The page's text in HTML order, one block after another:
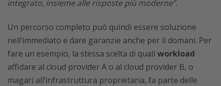
integrato, insieme alle risposte più moderne”.
Un percorso completo può quindi essere soluzione
nell’immediato e dare garanzie anche per il domani. Per
fare un esempio, la stessa scelta di quali workload
affidare al cloud provider A o al cloud provider B, o
magari all’infrastruttura proprietaria, fa parte delle